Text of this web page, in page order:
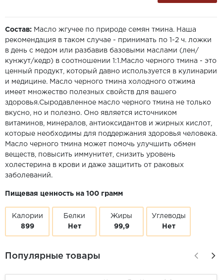
Состав: Масло жгучее по природе семян тмина. Наша
рекомендация в таком случае - принимать по 1-2 ч. ложки
в день с медом или разбавив базовыми маслами (лен/
кунжут/кедр) в соотношении 1:1.Масло черного тмина - это
ценный продукт, который давно используется в кулинарии
и медицине. Масло черного тмина холодного отжима
имеет множество полезных свойств для вашего
здоровья.Сыродавленное масло черного тмина не только
вкусно, но и полезно. Оно является источником
витаминов, минералов, антиоксидантов и жирных кислот,
которые необходимы для поддержания здоровья человека.
Масло черного тмина может помочь улучшить обмен
веществ, повысить иммунитет, снизить уровень
холестерина в крови и даже защитить от раковых
заболеваний.
Пищевая ценность на 100 грамм
Калории
899
Белки
Нет
Жиры
99,9
Углеводы
Нет
Популярные товары